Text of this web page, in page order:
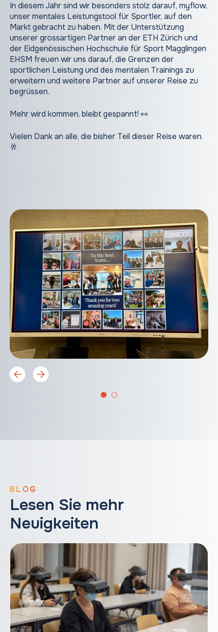
In diesem Jahr sind wir besonders stolz darauf, myflow,
unser mentales Leistungstool für Sportler, auf den
Markt gebracht zu haben. Mit der Unterstützung
unserer grossartigen Partner an der ETH Zürich und
der Eidgenössischen Hochschule für Sport Magglingen
EHSM freuen wir uns darauf, die Grenzen der
sportlichen Leistung und des mentalen Trainings zu
erweitern und weitere Partner auf unserer Reise zu
begrüssen.
Mehr wird kommen, bleibt gespannt! 👀
Vielen Dank an alle, die bisher Teil dieser Reise waren.
🥂
BLOG
Lesen Sie mehr
Neuigkeiten